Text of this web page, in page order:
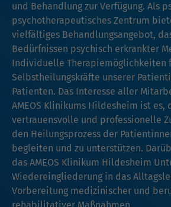
und Behandlung zur Verfügung. Als
psychotherapeutisches Zentrum
vielfältiges Behandlungsangebot,
Bedürfnissen psychisch erkrankter
Individuelle Therapiemöglichkeiten
Selbstheilungskräfte unserer
Patienten. Das Interesse aller
AMEOS Klinikums Hildesheim ist es,
vertrauensvolle und professionelle
den Heilungsprozess der
begleiten und zu unterstützen.
das AMEOS Klinikum Hildesheim
Wiedereingliederung in das
Vorbereitung medizinischer und